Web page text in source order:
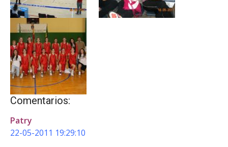
Comentarios:
Patry
22-05-2011 19:29:10